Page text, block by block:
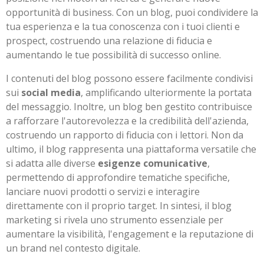
opportunità di business. Con un blog, puoi condividere la
tua esperienza e la tua conoscenza con i tuoi clienti e
prospect, costruendo una relazione di fiducia e
aumentando le tue possibilità di successo online.
I contenuti del blog possono essere facilmente condivisi
sui social media, amplificando ulteriormente la portata
del messaggio. Inoltre, un blog ben gestito contribuisce
a rafforzare l'autorevolezza e la credibilità dell'azienda,
costruendo un rapporto di fiducia con i lettori. Non da
ultimo, il blog rappresenta una piattaforma versatile che
si adatta alle diverse esigenze comunicative,
permettendo di approfondire tematiche specifiche,
lanciare nuovi prodotti o servizi e interagire
direttamente con il proprio target. In sintesi, il blog
marketing si rivela uno strumento essenziale per
aumentare la visibilità, l'engagement e la reputazione di
un brand nel contesto digitale.